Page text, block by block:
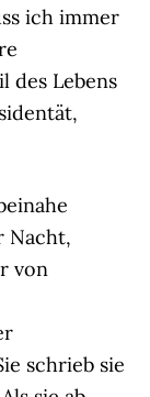
ich immer
des Lebens
Nacht,
von
schrieb sie